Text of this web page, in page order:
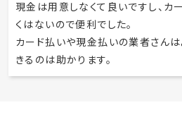
現金は用意しなくて良いですし、カ
くはないので便利でした。
カード払いや現金払いの業者さんは
きるのは助かります。